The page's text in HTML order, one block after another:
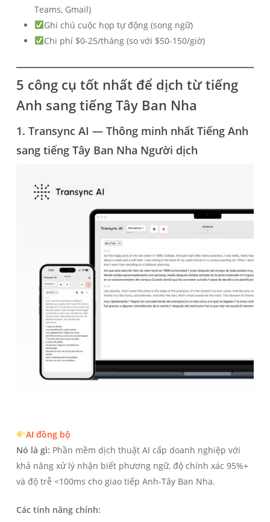
Teams, Gmail)
Ghi chú cuộc họp tự động (song ngữ)
Chi phí $0-25/tháng (so với $50-150/giờ)
5 công cụ tốt nhất để dịch từ tiếng
Anh sang tiếng Tây Ban Nha
1. Transync AI — Thông minh nhất Tiếng Anh
sang tiếng Tây Ban Nha Người dịch
AI đồng bộ
Nó là gì: Phần mềm dịch thuật AI cấp doanh nghiệp với
khả năng xử lý nhận biết phương ngữ, độ chính xác 95%+
và độ trễ <100ms cho giao tiếp Anh-Tây Ban Nha.
Các tính năng chính: